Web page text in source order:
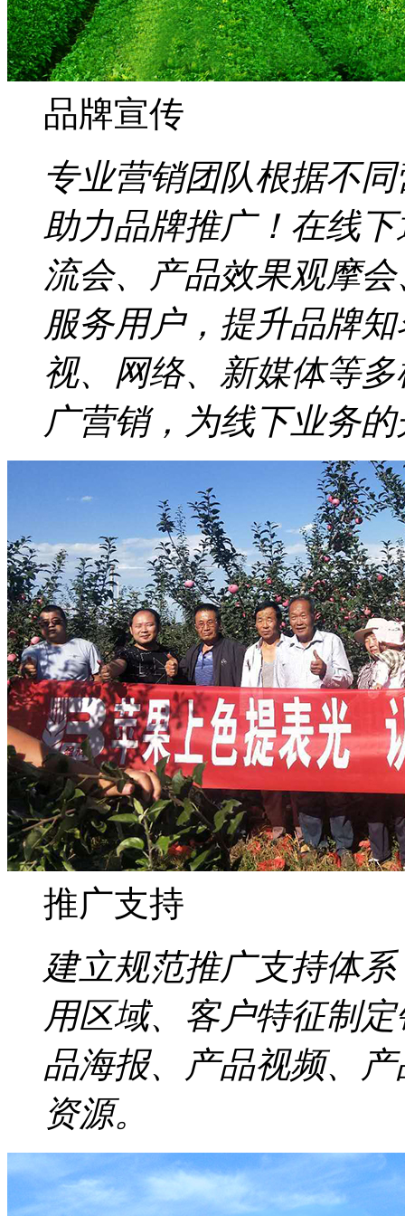
品牌宣传
专业营销团队根据不
助力品牌推广！在线
流会、产品效果观摩
服务用户，提升品牌
视、网络、新媒体等
广营销，为线下业务
推广支持
建立规范推广支持体
用区域、客户特征制
品海报、产品视频、
资源。